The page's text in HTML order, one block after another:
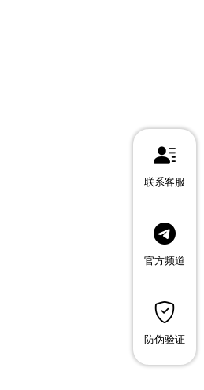
联系客服
官方频道
防伪验证